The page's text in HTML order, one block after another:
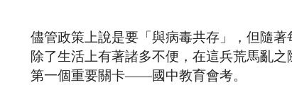
儘管政策上說是要「與病毒共存」，但隨
除了生活上有著諸多不便，在這兵荒馬亂
第一個重要關卡——國中教育會考。